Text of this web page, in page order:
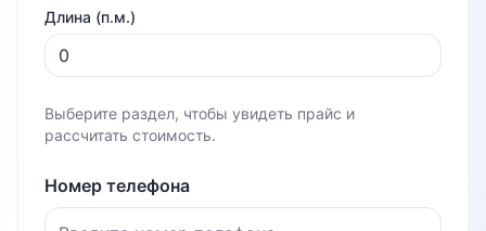
Длина (п.м.)
Выберите раздел, чтобы увидеть прайс и
рассчитать стоимость.
Номер телефона